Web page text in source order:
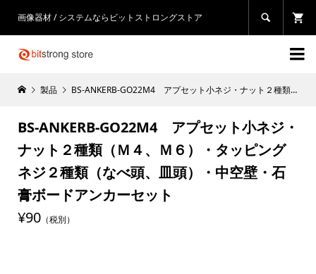
画像器材 / システムならビットストロングストア 

製品 BS-ANKERB-GO22M4 アプセット小ネジ・ナット２種類（Ｍ４、Ｍ６）・タッピングネジ２種類（なべ頭、皿頭）・中空壁・石膏ボードアンカーセット
BS-ANKERB-GO22M4 アプセット小ネジ・
ナット２種類（Ｍ４、Ｍ６）・タッピング
ネジ２種類（なべ頭、皿頭）・中空壁・石
膏ボードアンカーセット
¥90（税別）